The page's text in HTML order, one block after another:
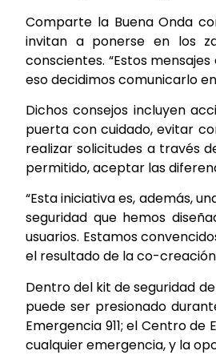
Comparte la Buena Onda
invitan a ponerse en los
conscientes. “Estos
eso decidimos comunicarlo
Dichos consejos incluyen
puerta con cuidado, evitar
realizar solicitudes a través
permitido, aceptar las
“Esta iniciativa es, además,
seguridad que hemos
usuarios. Estamos
el resultado de la co-
Dentro del kit de seguridad
puede ser presionado
Emergencia 911; el Centro
cualquier emergencia, y la